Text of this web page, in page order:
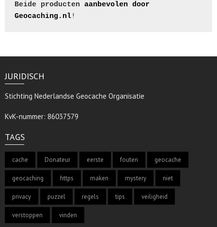
Beide producten aanbevolen door
Geocaching.nl
JURIDISCH
Stichting Nederlandse Geocache Organisatie
KvK-nummer: 86037579
TAGS
cache Donateur eerste fouten geocache
geocaching https maken mystery niet
privacy puzzel regels tips veiligheid
verstoppen vinden